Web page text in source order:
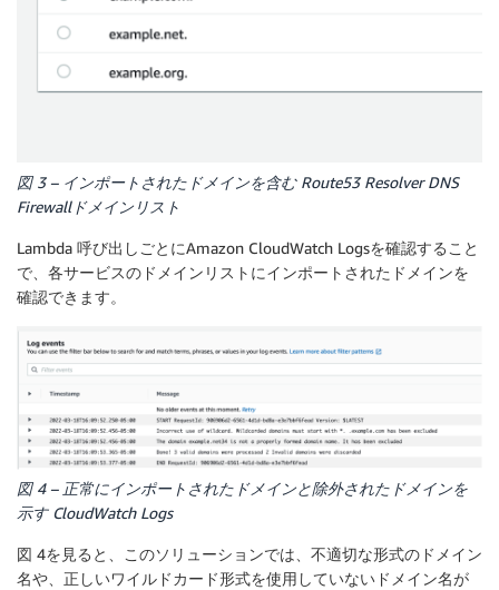
図 3 – インポートされたドメインを含む Route53 Resolver DNS
Firewallドメインリスト
Lambda 呼び出しごとにAmazon CloudWatch Logsを確認すること
で、各サービスのドメインリストにインポートされたドメインを
確認できます。
図 4 – 正常にインポートされたドメインと除外されたドメインを
示す CloudWatch Logs
図 4を見ると、このソリューションでは、不適切な形式のドメイン
名や、正しいワイルドカード形式を使用していないドメイン名が